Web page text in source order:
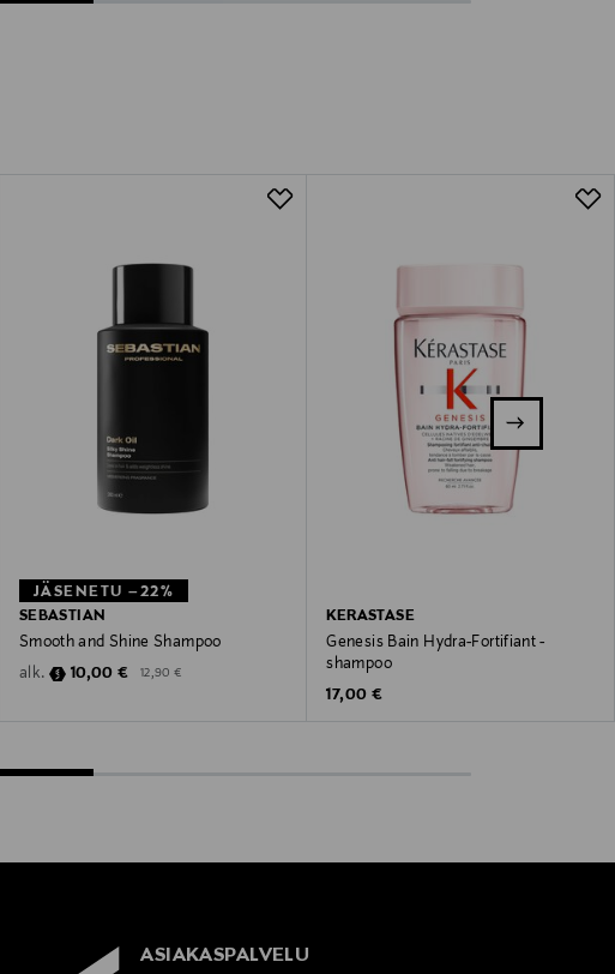
JÄSENETU –22%
SEBASTIAN
Smooth and Shine Shampoo
alk.
Discounted Price
10,00 € Original Price
12,90 €
KERASTASE
Genesis Bain Hydra-Fortifiant -
shampoo
Original Price
17,00 €
ASIAKASPALVELU